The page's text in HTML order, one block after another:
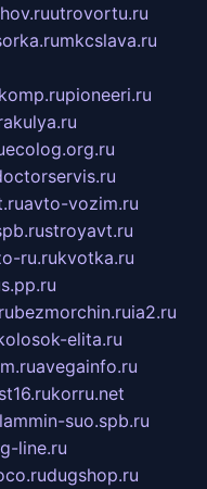
utrovortu.ru
mkcslava.ru
pioneeri.ru
ecolog.org.ru
avto-vozim.ru
stroyavt.ru
ru.rukvotka.ru
bezmorchin.ruia2.ru
elita.ru
avegainfo.ru
korru.net
lammin-suo.spb.ru
line.ru
dugshop.ru